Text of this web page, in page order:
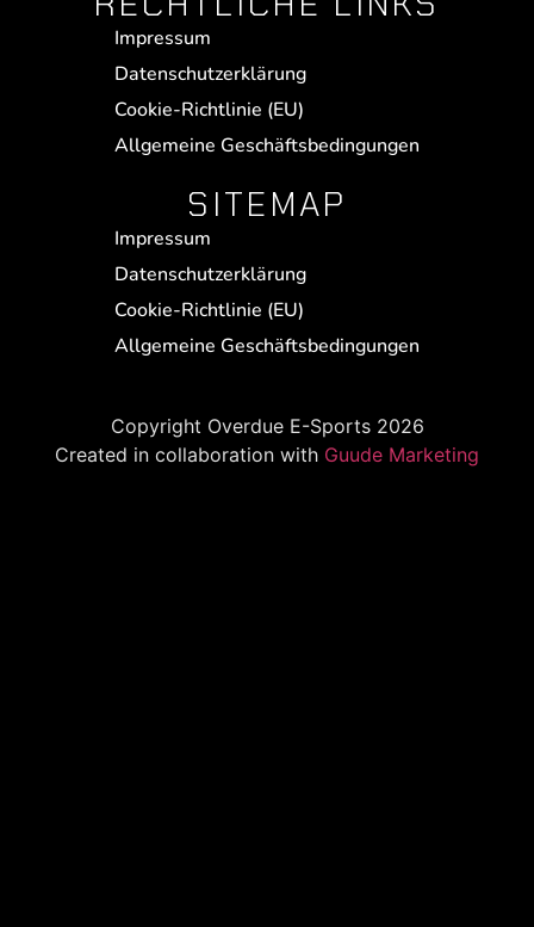
Impressum
Datenschutzerklärung
Cookie-Richtlinie (EU)
Allgemeine Geschäftsbedingungen
SITEMAP
Impressum
Datenschutzerklärung
Cookie-Richtlinie (EU)
Allgemeine Geschäftsbedingungen
Copyright Overdue E-Sports 2026
Created in collaboration with Guude Marketing